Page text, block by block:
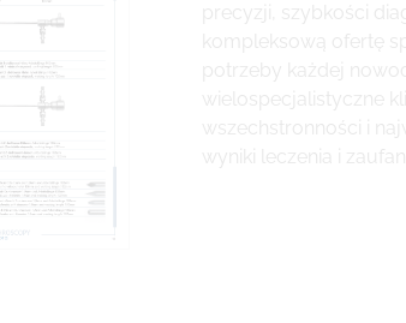
precyzji, szybkości
kompleksową ofertę
potrzeby każdej
wielospecjalistyczne
wszechstronności i
wyniki leczenia i